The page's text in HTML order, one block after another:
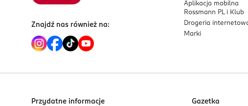
Kod EAN
Znajdź nas również na:
Aplikacja mobilna
Rossmann PL i Klub
Drogeria
Marki
Przydatne informacje Gazetka